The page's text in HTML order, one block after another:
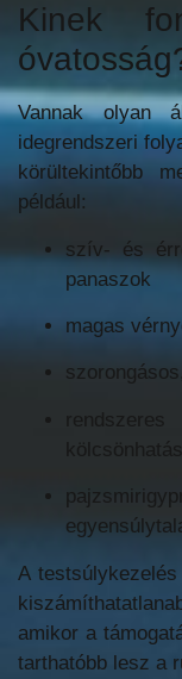
Kinek
Vannak olyan
idegrendszeri
körültekintőbb
például:
szív- és
panaszok
magas
A
amikor a
tarthatóbb lesz a